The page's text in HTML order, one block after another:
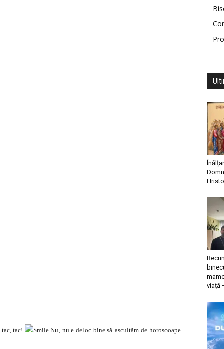
tac! Nu, nu e deloc bine să ascultăm de horoscoape.
viață